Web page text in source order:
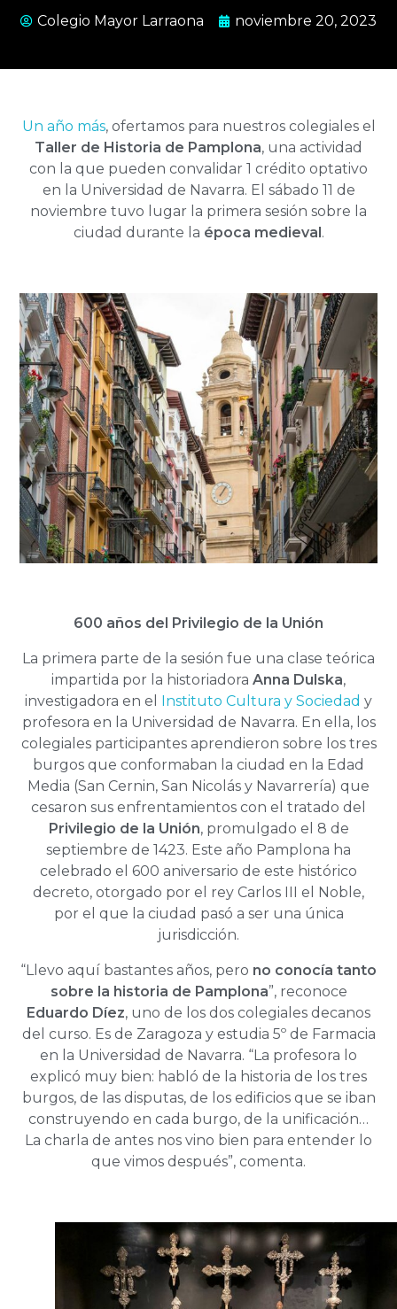
Colegio Mayor Larraona noviembre 20, 2023
Un año más, ofertamos para nuestros colegiales el
Taller de Historia de Pamplona, una actividad
con la que pueden convalidar 1 crédito optativo
en la Universidad de Navarra. El sábado 11 de
noviembre tuvo lugar la primera sesión sobre la
ciudad durante la época medieval .
600 años del Privilegio de la Unión
La primera parte de la sesión fue una clase teórica
impartida por la historiadora Anna Dulska,
investigadora en el
Instituto Cultura y Sociedad y
profesora en la Universidad de Navarra. En ella, los
colegiales participantes aprendieron sobre los tres
burgos que conformaban la ciudad en la Edad
Media (San Cernin, San Nicolás y Navarrería) que
cesaron sus enfrentamientos con el tratado del
Privilegio de la Unión, promulgado el 8 de
septiembre de 1423. Este año Pamplona ha
celebrado el 600 aniversario de este histórico
decreto, otorgado por el rey Carlos III el Noble,
por el que la ciudad pasó a ser una única
jurisdicción.
“Llevo aquí bastantes años, pero no conocía tanto
sobre la historia de Pamplona”, reconoce
Eduardo Díez, uno de los dos colegiales decanos
del curso. Es de Zaragoza y estudia 5º de Farmacia
en la Universidad de Navarra. “La profesora lo
explicó muy bien: habló de la historia de los tres
burgos, de las disputas, de los edificios que se iban
construyendo en cada burgo, de la unificación…
La charla de antes nos vino bien para entender lo
que vimos después”, comenta.